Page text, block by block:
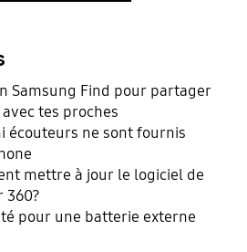
Samsung Find pour partager
tes proches
écouteurs ne sont fournis
mettre à jour le logiciel de
360?
pour une batterie externe